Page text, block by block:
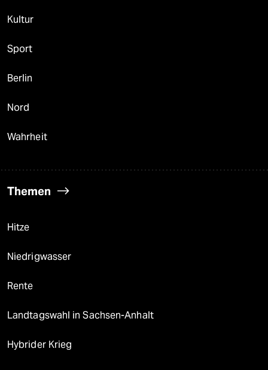
Kultur
Sport
Berlin
Nord
Wahrheit
Themen
Hitze
Niedrigwasser
Rente
Landtagswahl in Sachsen-Anhalt
Hybrider Krieg